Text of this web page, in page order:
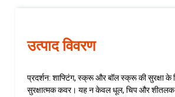
उत्पाद विवरण
प्रदर्शन: शाफ्टिंग, स्क्रू और बॉल स्क्रू की सुरक्षा के
सुरक्षात्मक कवर। यह न केवल धूल, चिप और शीतलक